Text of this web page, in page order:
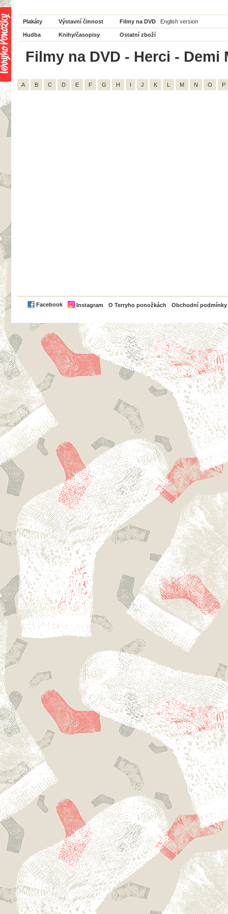
Plakáty Výstavní činnost Filmy na DVD English version
Hudba Knihy/časopisy Ostatní zboží
Filmy na DVD - Herci - Demi
A B C D E F G H I J K L M N O P
Facebook Instagram O Terryho ponožkách Obchodní podmínky
PayPal